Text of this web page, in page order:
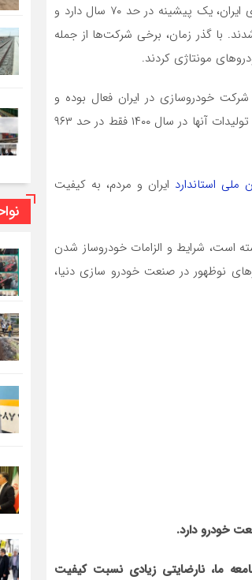
اجرای برجام به همکاری خودروسازان ایرانی با دنیا منجر می‌شود؟ صنعت خودروی ایران، یک پیشینه در حد ۷۰ سال دارد و
با گذر زمان، برخی شرکت‌ها از جمله
مونتاژی کردند.
خودرو‌سازی در ایران فعال بوده و
خودروهای سبک و سنگین از قبیل سواری، وانت و کامیون تولید می‌کنند، اما کُل تولیدات آنها در سال ۱۴۰۰ فقط در حد ۹۶۳
ملی استاندارد ایران و مردم، به کیفیت
است، شرایط و الزامات خودروساز شدن
نوظهور در صنعت خودرو سازی دنیا،
خودرو دارد.
ما، نارضایتی زیادی نسبت کیفیت